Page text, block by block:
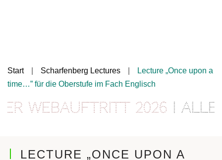
Start Scharfenberg Lectures
Lecture „Once upon a
time…” für die Oberstufe im Fach Englisch
Webauftritt 2026| Alle
LECTURE „ONCE UPON A